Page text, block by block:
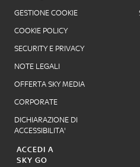
GESTIONE COOKIE
COOKIE POLICY
SECURITY E PRIVACY
NOTE LEGALI
OFFERTA SKY MEDIA
CORPORATE
DICHIARAZIONE DI
ACCESSIBILITA'
ACCEDI A
SKY GO